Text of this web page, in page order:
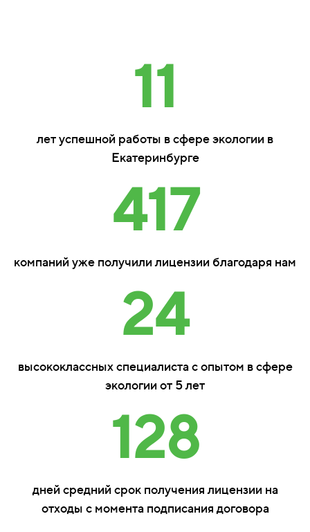
11
лет успешной работы в сфере экологии в
Екатеринбурге
417
компаний уже получили лицензии благодаря нам
24
высококлассных специалиста с опытом в сфере
экологии от 5 лет
128
дней средний срок получения лицензии на
отходы с момента подписания договора